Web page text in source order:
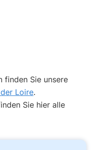
finden Sie unsere
Loire.
Sie hier alle